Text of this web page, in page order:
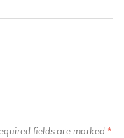
fields are marked *